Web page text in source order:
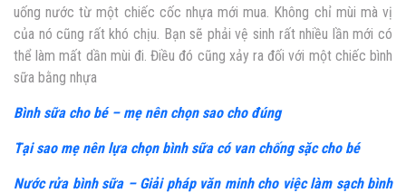
uống nước từ một chiếc cốc nhựa mới mua. Không chỉ mùi mà vị
của nó cũng rất khó chịu. Bạn sẽ phải vệ sinh rất nhiều lần mới có
thể làm mất dần mùi đi. Điều đó cũng xảy ra đối với một chiếc bình
sữa bằng nhựa
Bình sữa cho bé – mẹ nên chọn sao cho đúng
Tại sao mẹ nên lựa chọn bình sữa có van chống sặc cho bé
Nước rửa bình sữa – Giải pháp văn minh cho việc làm sạch bình